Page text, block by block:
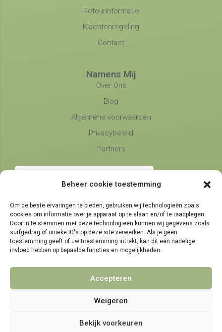
Beheer cookie toestemming
Om de beste ervaringen te bieden, gebruiken wij technologieën zoals
cookies om informatie over je apparaat op te slaan en/of te raadplegen.
Door in te stemmen met deze technologieën kunnen wij gegevens zoals
surfgedrag of unieke ID's op deze site verwerken. Als je geen
toestemming geeft of uw toestemming intrekt, kan dit een nadelige
invloed hebben op bepaalde functies en mogelijkheden.
Accepteren
Weigeren
Bekijk voorkeuren
Telefonische bereikbaarheid
maandag, dinsdag en donderdag
9:00 - 14:30
woensdag en vrijdag
9:00 - 11:30
Retourinformatie
Klachtenregeling
Contact
Namens Mij
Over Ons
Blog
Algemene voorwaarden
Privacybeleid
Partners
© 2021 - 2026 NamensMij.nl | Gepersonaliseerde Cadeaus